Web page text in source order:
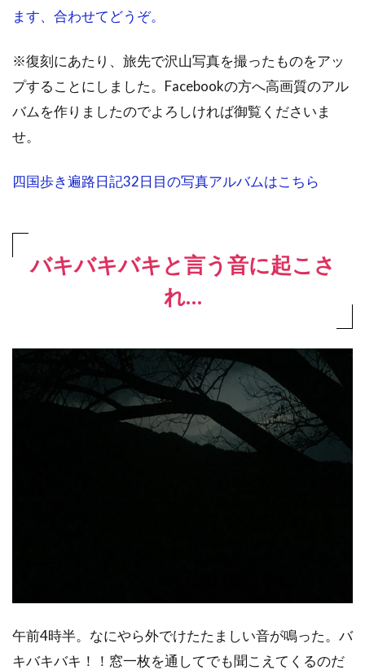
ます、合わせてどうぞ。
※復刻にあたり、旅先で沢山写真を撮ったものをアッ
プすることにしました。Facebookの方へ高画質のアル
バムを作りましたのでよろしければ御覧くださいま
せ。
四国歩き遍路日記32日目の写真アルバムはこちら
バキバキバキと言う音に起こさ
れ…
午前4時半。なにやら外でけたたましい音が鳴った。バ
キバキバキ！！窓一枚を通してでも聞こえてくるのだ